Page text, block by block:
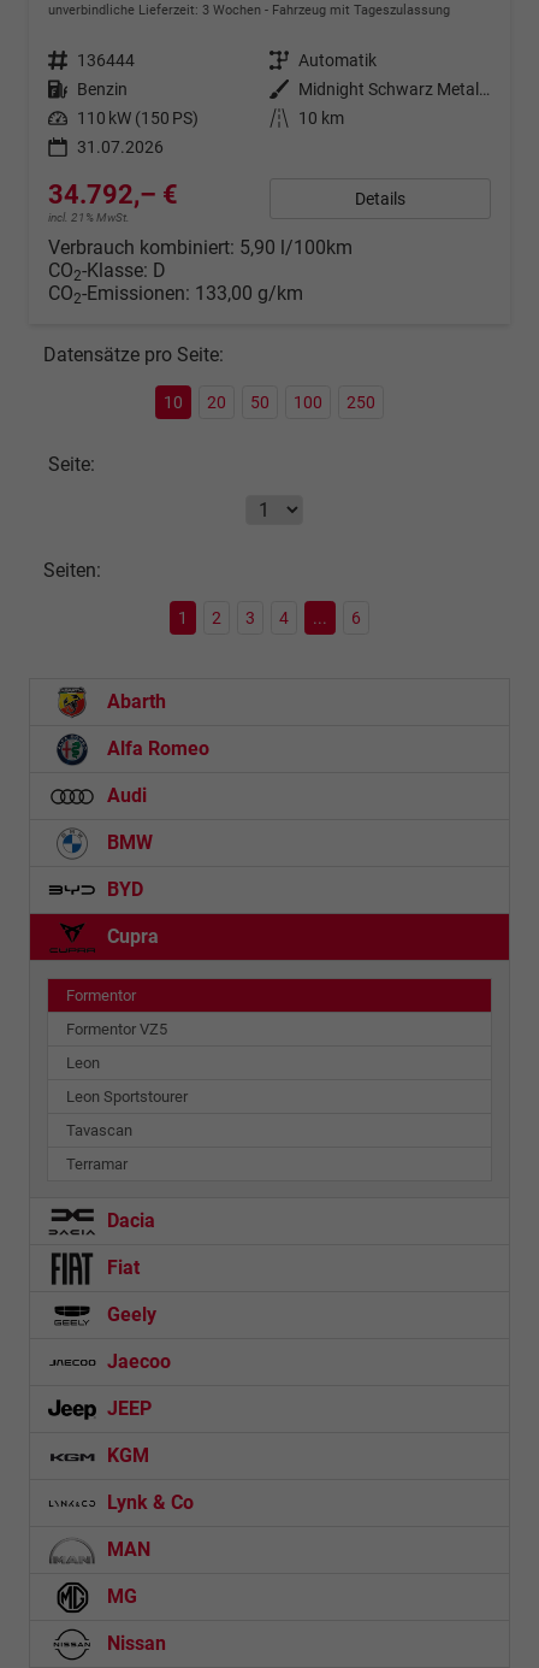
unverbindliche Lieferzeit: 3 Wochen Fahrzeug mit Tageszulassung
Fahrzeugnr. 136444 Getriebe Automatik
Kraftstoff Benzin Außenfarbe
Midnight Schwarz Metallic
Leistung 110 kW (150 PS) Kilometerstand
10 km
31.07.2026
34.792,– €
incl. 21% MwSt.
Details
Verbrauch kombiniert: 5,90 l/100km
CO2-Klasse: D
CO2-Emissionen: 133,00 g/km
Datensätze pro Seite:
10 20 50 100 250
Seite:
Seiten:
1 2 3 4 ... 6
Abarth
Alfa Romeo
Audi
BMW
BYD
Cupra
Formentor
Formentor VZ5
Leon
Leon Sportstourer
Tavascan
Terramar
Dacia
Fiat
Geely
Jaecoo
JEEP
KGM
Lynk & Co
MAN
MG
Nissan